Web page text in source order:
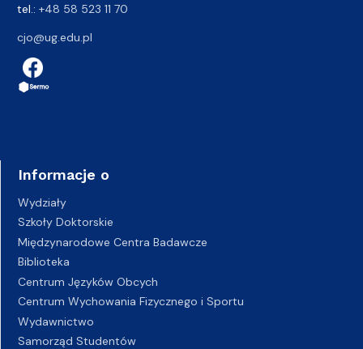
tel.: +48 58 523 11 70
cjo@ug.edu.pl
Informacje o
Wydziały
Szkoły Doktorskie
Międzynarodowe Centra Badawcze
Biblioteka
Centrum Języków Obcych
Centrum Wychowania Fizycznego i Sportu
Wydawnictwo
Samorząd Studentów